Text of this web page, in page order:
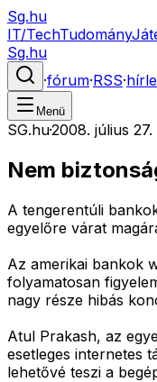
Sg.hu
IT/TechTudomány
Sg.hu
·fórum·RSS·
Menü
SG.hu·2008. július 27.
Nem
A tengerentúli
egyelőre várat
Az amerikai bankok
folyamatosan
nagy része hibás
Atul Prakash, az
esetleges internetes
lehetővé teszi a